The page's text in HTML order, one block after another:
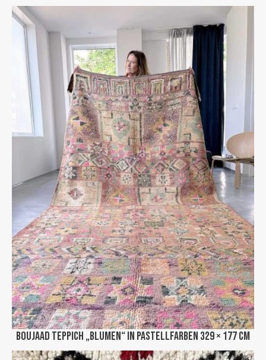
Boujaad Teppich „Blumen“ in Pastellfarben 329 × 177 cm